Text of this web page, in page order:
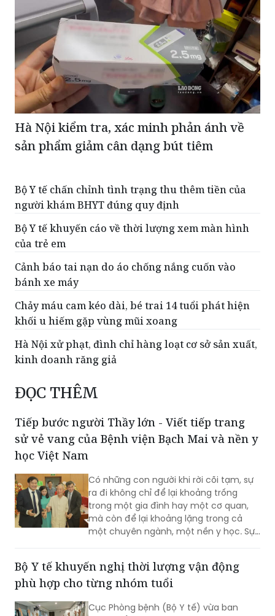
Hà Nội kiểm tra, xác minh phản ánh về
sản phẩm giảm cân dạng bút tiêm
Bộ Y tế chấn chỉnh tình trạng thu thêm tiền của
người khám BHYT đúng quy định
Bộ Y tế khuyến cáo về thời lượng xem màn hình
của trẻ em
Cảnh báo tai nạn do áo chống nắng cuốn vào
bánh xe máy
Chảy máu cam kéo dài, bé trai 14 tuổi phát hiện
khối u hiếm gặp vùng mũi xoang
Hà Nội xử phạt, đình chỉ hàng loạt cơ sở sản xuất,
kinh doanh răng giả
ĐỌC THÊM
Tiếp bước người Thầy lớn - Viết tiếp trang
sử vẻ vang của Bệnh viện Bạch Mai và nền y
học Việt Nam
Có những con người khi rời cõi tạm, sự
ra đi không chỉ để lại khoảng trống
trong một gia đình hay một cơ quan,
mà còn để lại khoảng lặng trong cả
một chuyên ngành, một nền y học. Sự
một mất mát như vậy.
Bộ Y tế khuyến nghị thời lượng vận động
phù hợp cho từng nhóm tuổi
Cục Phòng bệnh (Bộ Y tế) vừa ban